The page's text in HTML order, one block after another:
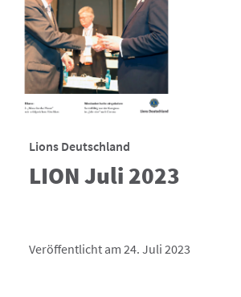
Lions Deutschland
LION Juli 2023
Veröffentlicht am 24. Juli 2023